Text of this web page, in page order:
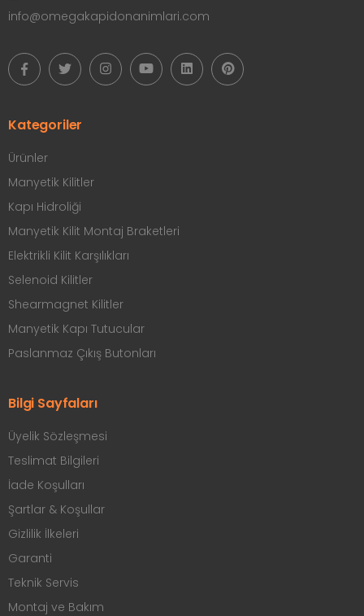
info@omegakapidonanimlari.com
Kategoriler
Ürünler
Manyetik Kilitler
Kapı Hidroliği
Manyetik Kilit Montaj Braketleri
Elektrikli Kilit Karşılıkları
Selenoid Kilitler
Shearmagnet Kilitler
Manyetik Kapı Tutucular
Paslanmaz Çıkış Butonları
Bilgi Sayfaları
Üyelik Sözleşmesi
Teslimat Bilgileri
İade Koşulları
Şartlar & Koşullar
Gizlilik İlkeleri
Garanti
Teknik Servis
Montaj ve Bakım